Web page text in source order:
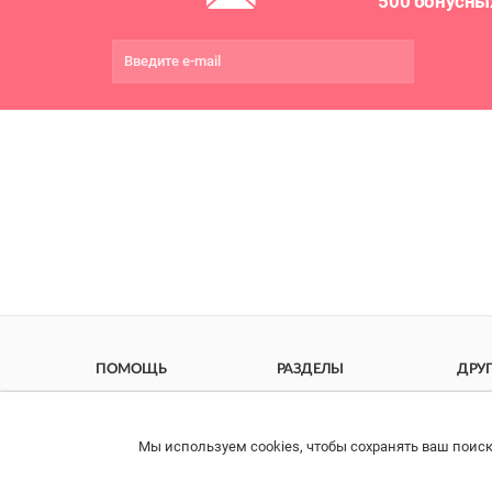
Мы используем cookies, чтобы сохранять ваш
РАЗДЕЛЫ
Ветаптека
ПОМОЩЬ
Права потребителя